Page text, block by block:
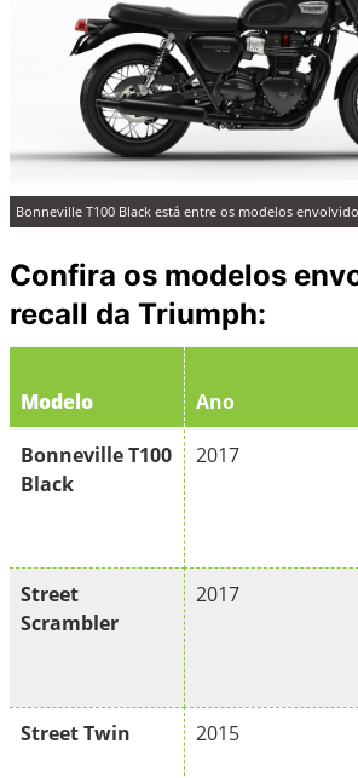
Bonneville T100 Black está entre os modelos
Confira os modelos
recall da Triumph:
Modelo Ano
Bonneville T100
Black
2017
Street
Scrambler
2017
Street Twin
2015